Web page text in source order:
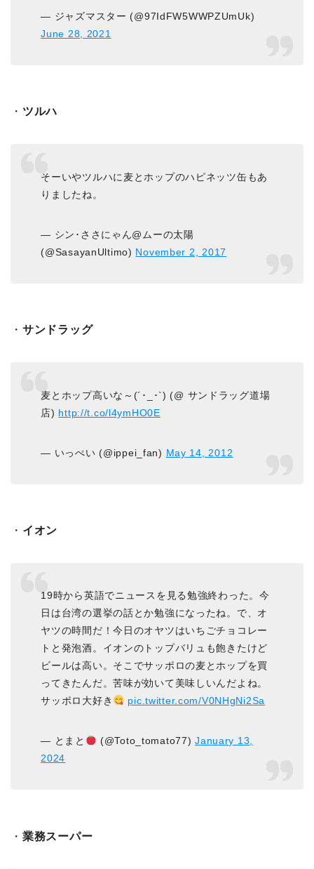
— ジャズマスター (@97IdFW5WWPZUmUk)
June 28, 2021
・ ツルハ
そーいやツルハに麦とホップのハピネッツ缶もあ
りましたね。
— シン･ささにゃん@ムーの太陽
(@SasayanUltimo) November 2, 2017
・ サンドラッグ
麦とホップ高いな～(´･_･`) (@ サンドラッグ道場
店) http://t.co/l4ymHO0E
— いっぺい (@ippei_fan) May 14, 2012
・ イオン
19時から英語でニュースを見る勉強終わった。今
日は台湾の選挙の話とか勉強になったね。で、オ
ヤツの時間だ！今日のオヤツはいちごチョコレー
トと発泡酒。イオンのトップバリュも飽きたけど
ビールは高い。そこでサッポロの麦とホップを買
ってきたんだ。苦味が効いて美味しいんだよね。
サッポロ大好き
pic.twitter.com/V0NHgNi2Sa
— とまと (@Toto_tomato77)January 13,
2024
・ 業務スーパー